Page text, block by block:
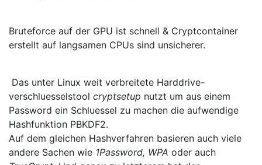
Bruteforce auf der GPU ist schnell & Cryptcontainer
erstellt auf langsamen CPUs sind unsicherer.
Das unter Linux weit verbreitete Harddrive-
verschluesselstool cryptsetup nutzt um aus einem
Password ein Schluessel zu machen die aufwendige
Hashfunktion PBKDF2.
Auf dem gleichen Hashverfahren basieren auch viele
andere Sachen wie 1Password, WPA oder auch